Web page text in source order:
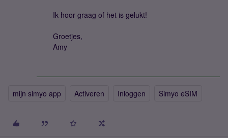
Ik hoor graag of het is gelukt!
Groetjes,
Amy
mijn simyo app Activeren Inloggen Simyo eSIM